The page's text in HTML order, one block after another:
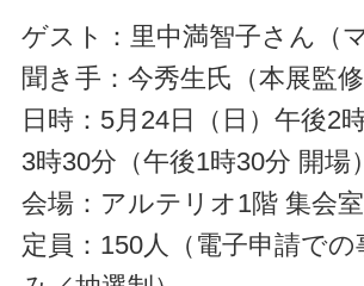
ゲスト：里中満智子さん（
聞き手：今秀生氏（本展監修
日時：5月24日（日）午後2
3時30分（午後1時30分 開場）
会場：アルテリオ1階 集会室
定員：150人（電子申請での